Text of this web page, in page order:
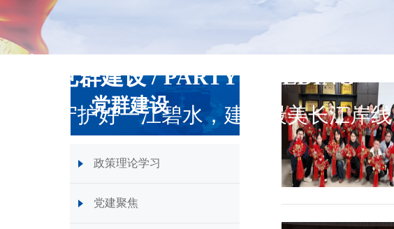
党群建设 / PARTY BUILDING
守护好一江碧水，建设最美长江岸线
党群建设
政策理论学习
党建聚焦